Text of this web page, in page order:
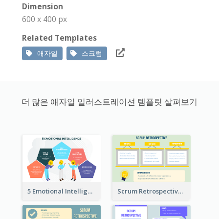
Dimension
600 x 400 px
Related Templates
애자일 스크럼
더 많은 애자일 일러스트레이션 템플릿 살펴보기
5 Emotional Intelligence Illustration Scrum Retrospective Meeting Questions